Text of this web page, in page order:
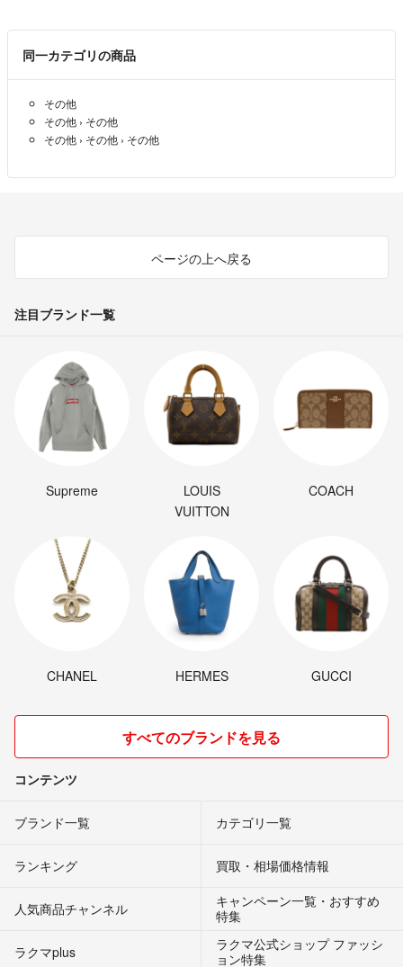
同一カテゴリの商品
その他
その他 › その他
その他 › その他 › その他
ページの上へ戻る
注目ブランド一覧
Supreme
LOUIS
VUITTON
COACH
CHANEL HERMES GUCCI
すべてのブランドを見る
コンテンツ
ブランド一覧 カテゴリ一覧
ランキング 買取・相場価格情報
人気商品チャンネル
キャンペーン一覧・おすすめ
特集
ラクマplus
ラクマ公式ショップ ファッシ
ョン特集